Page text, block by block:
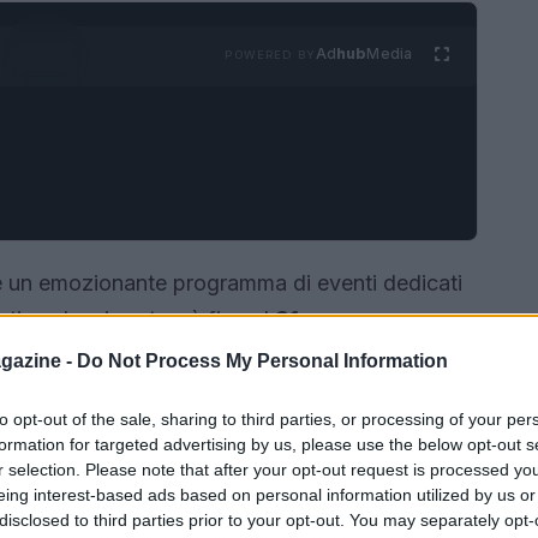
- Do Not Process My Personal Information
opt-out of the sale, sharing to third parties, or processing of your
for targeted advertising by us, please use the below opt-out
selection. Please note that after your opt-out request is processed
interest-based ads based on personal information utilized by us
to third parties prior to your opt-out. You may separately
AdhubMedia
emozionante programma di eventi dedicati
che si protrarrà fino al31
intitolato Leggere nella natura<\/strong>, è
e ha ricevuto riconoscimenti nel
em>. L’obiettivo è promuovere la lettura in
un’esperienza unica e coinvolgente.